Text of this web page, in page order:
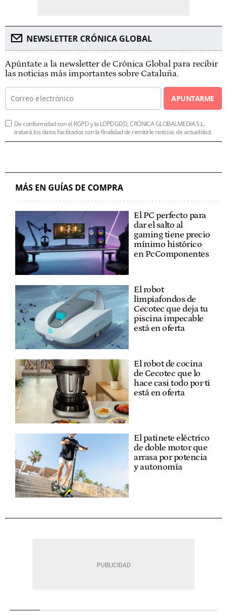
NEWSLETTER CRÓNICA GLOBAL
Apúntate a la newsletter de Crónica Global para recibir
las noticias más importantes sobre Cataluña.
APUNTARME
De conformidad con el RGPD y la LOPDGDD, CRÓNICA GLOBALMEDIA S.L.
tratará los datos facilitados con la finalidad de remitirle noticias de actualidad.
MÁS EN GUÍAS DE COMPRA
El PC perfecto para
dar el salto al
gaming tiene precio
mínimo histórico
en PcComponentes
El robot
limpiafondos de
Cecotec que deja tu
piscina impecable
está en oferta
El robot de cocina
de Cecotec que lo
hace casi todo por ti
está en oferta
El patinete eléctrico
de doble motor que
arrasa por potencia
y autonomía